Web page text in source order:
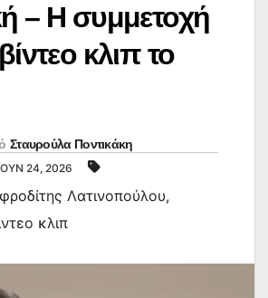
– Η συμμετοχή
κλιπ το
Σταυρούλα Ποντικάκη
24, 2026
Λατινοπούλου,
κλιπ